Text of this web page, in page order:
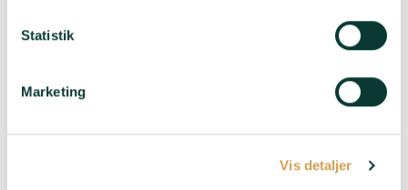
Statistik
Marketing
Vis detaljer